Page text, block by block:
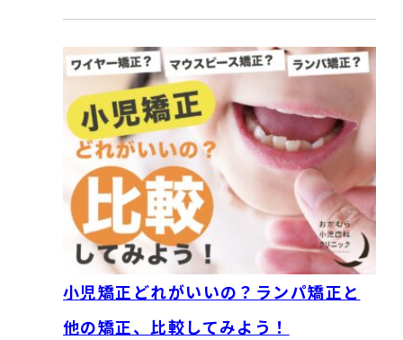
小児矯正どれがいいの？ランパ矯正と
他の矯正、比較してみよう！